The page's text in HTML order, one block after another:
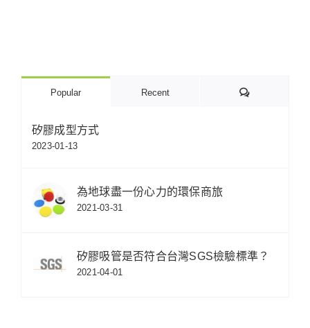
Popular Recent Comments
矽膠成型方式
2023-01-13
為地球盡一份心力的環保商旅
2021-03-31
矽膠吸管是否符合台灣SGS檢驗標準？
2021-04-01